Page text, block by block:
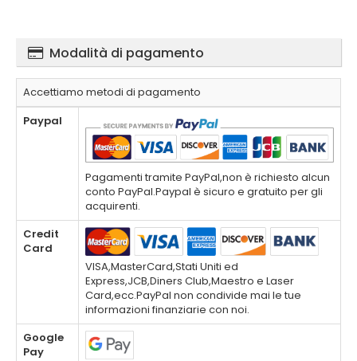
Modalità di pagamento
Accettiamo metodi di pagamento
Paypal
Pagamenti tramite PayPal,non è richiesto alcun
conto PayPal.Paypal è sicuro e gratuito per gli
acquirenti.
Credit
Card
VISA,MasterCard,Stati Uniti ed
Express,JCB,Diners Club,Maestro e Laser
Card,ecc.PayPal non condivide mai le tue
informazioni finanziarie con noi.
Google
Pay